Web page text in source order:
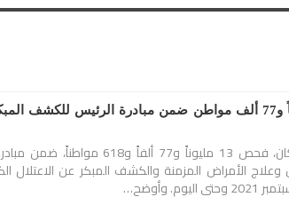
الصحة: فحص 13 مليوناً و77 ألف مواطن ضمن مبادرة الرئيس
أعلنت وزارة الصحة والسكان، فحص 13 مليوناً
الأمراض المزمنة والكشف المبكر عن الاعتلال
وأوضح…